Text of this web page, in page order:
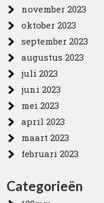
november 2023
oktober 2023
september 2023
augustus 2023
juli 2023
juni 2023
mei 2023
april 2023
maart 2023
februari 2023
Categorieën